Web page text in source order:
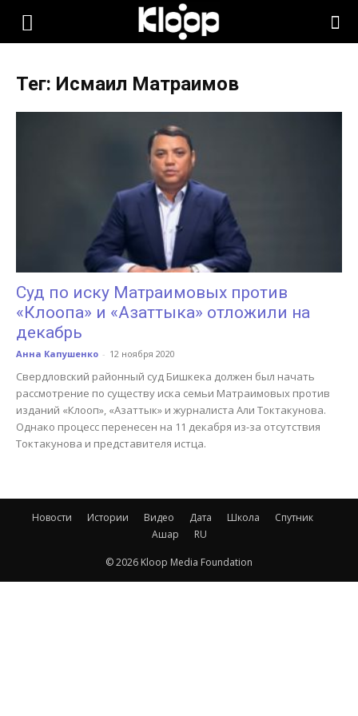
KLOOP.KG
Тег: Исмаил Матраимов
Суд по иску Матраимовых против
«Клоопа» и «Азаттыка» отложили на
декабрь
Анна Капушенко - 12 ноября 2020
Свердловский районный суд Бишкека должен был начать
рассмотрение по существу иска семьи Матраимовых против
изданий «Клооп», «Азаттык» и журналиста Али Токтакунова.
Однако процесс перенесен на 11 декабря из-за отсутствия
Токтакунова и представителя истца.
Новости Истории Видео Дата Школа
Спутник
Ашар
RU
© 2026 Kloop Media Foundation